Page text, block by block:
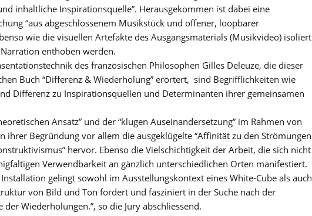
inhaltliche Inspirationsquelle”. Herausgekommen ist dabei eine
“aus abgeschlossenem Musikstück und offener, loopbarer
wie die visuellen Artefakte des Ausgangsmaterials (Musikvideo) isoliert
enthoben werden.
des französischen Philosophen Gilles Deleuze, die dieser
Buch “Differenz & Wiederholung” erörtert, sind Begrifflichkeiten wie
Differenz zu Inspirationsquellen und Determinanten ihrer gemeinsamen
Ansatz” und der “klugen Auseinandersetzung” im Rahmen von
ihrer Begründung vor allem die ausgeklügelte “Affinität zu den Strömungen
hervor. Ebenso die Vielschichtigkeit der Arbeit, die sich nicht
Verwendbarkeit an gänzlich unterschiedlichen Orten manifestiert.
gelingt sowohl im Ausstellungskontext eines White-Cube als auch
von Bild und Ton fordert und fasziniert in der Suche nach der
Wiederholungen.”, so die Jury abschliessend.